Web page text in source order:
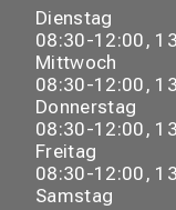
Dienstag
08:30-12:00,
Mittwoch
08:30-12:00,
Donnerstag
08:30-12:00,
Freitag
08:30-12:00,
Samstag